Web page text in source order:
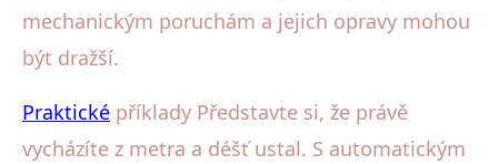
mechanickým poruchám a jejich opravy mohou
být dražší.
Praktické příklady Představte si, že právě
vycházíte z metra a déšť ustal. S automatickým